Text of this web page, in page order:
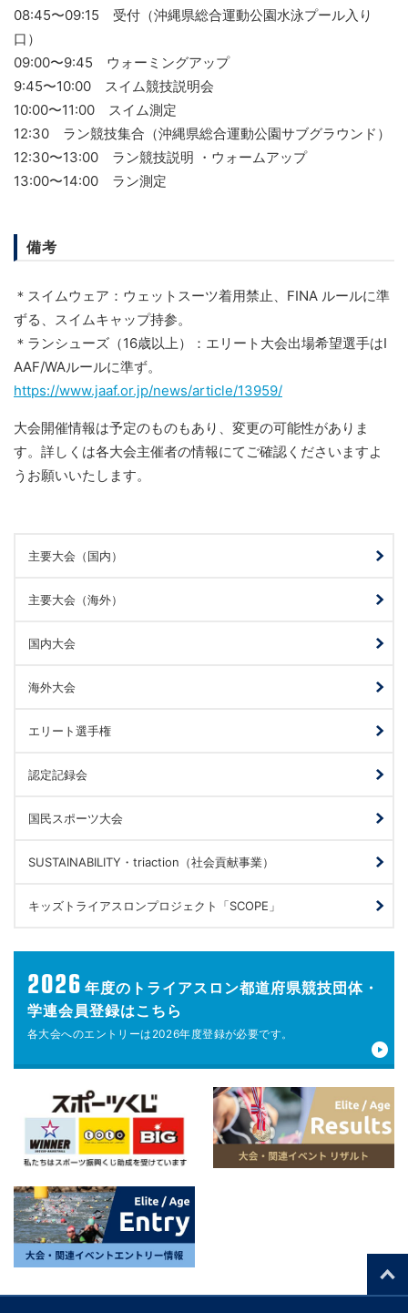
08:45〜09:15 受付（沖縄県総合運動公園水泳プール入り
口）
09:00〜9:45 ウォーミングアップ
9:45〜10:00 スイム競技説明会
10:00〜11:00 スイム測定
12:30 ラン競技集合（沖縄県総合運動公園サブグラウンド）
12:30〜13:00 ラン競技説明 ・ウォームアップ
13:00〜14:00 ラン測定
備考
＊スイムウェア：ウェットスーツ着用禁止、FINA ルールに準
ずる、スイムキャップ持参。
＊ランシューズ（16歳以上）：エリート大会出場希望選手はI
AAF/WAルールに準ず。
https://www.jaaf.or.jp/news/article/13959/
大会開催情報は予定のものもあり、変更の可能性がありま
す。詳しくは各大会主催者の情報にてご確認くださいますよ
うお願いいたします。
主要大会（国内）
主要大会（海外）
国内大会
海外大会
エリート選手権
認定記録会
国民スポーツ大会
SUSTAINABILITY・triaction（社会貢献事業）
キッズトライアスロンプロジェクト「SCOPE」
2026 年度の トライアスロン都道府県競技団体・
学連会員登録はこちら
各大会へのエントリーは 2026年度登録が必要です。